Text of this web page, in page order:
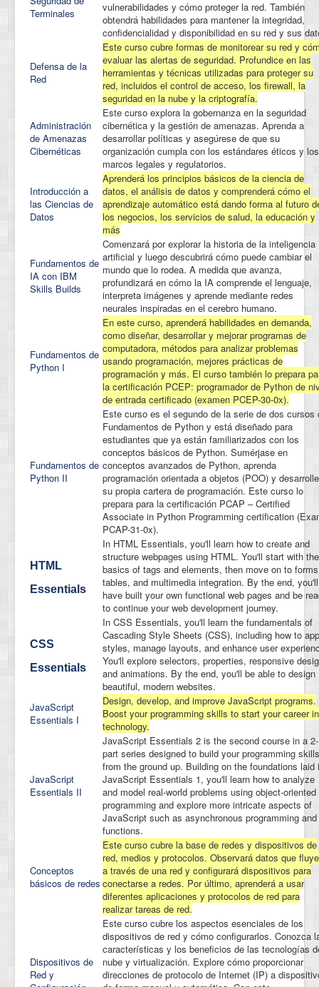
Terminales
vulnerabilidades y cómo proteger la red. También
obtendrá habilidades para mantener la integridad,
confidencialidad y disponibilidad en su red y sus
Defensa de la
Red
Este curso cubre formas de monitorear su red y
evaluar las alertas de seguridad. Profundice en las
herramientas y técnicas utilizadas para proteger su
red, incluidos el control de acceso, los firewall, la
seguridad en la nube y la criptografía.
Administración
de Amenazas
Cibernéticas
Este curso explora la gobernanza en la seguridad
cibernética y la gestión de amenazas. Aprenda a
desarrollar políticas y asegúrese de que su
organización cumpla con los estándares éticos y los
marcos legales y regulatorios.
Introducción a
las Ciencias de
Datos
Aprenderá los principios básicos de la ciencia de
datos, el análisis de datos y comprenderá cómo el
aprendizaje automático está dando forma al futuro
los negocios, los servicios de salud, la educación y
más
Fundamentos de
IA con IBM
Skills Builds
Comenzará por explorar la historia de la inteligencia
artificial y luego descubrirá cómo puede cambiar el
mundo que lo rodea. A medida que avanza,
profundizará en cómo la IA comprende el lenguaje,
interpreta imágenes y aprende mediante redes
neurales inspiradas en el cerebro humano.
Fundamentos de
Python I
En este curso, aprenderá habilidades en demanda,
como diseñar, desarrollar y mejorar programas de
computadora, métodos para analizar problemas
usando programación, mejores prácticas de
programación y más. El curso también lo prepara
la certificación PCEP: programador de Python de
de entrada certificado (examen PCEP-30-0x).
Fundamentos de
Python II
Este curso es el segundo de la serie de dos cursos
Fundamentos de Python y está diseñado para
estudiantes que ya están familiarizados con los
conceptos básicos de Python. Sumérjase en
conceptos avanzados de Python, aprenda
programación orientada a objetos (POO) y desarrolle
su propia cartera de programación. Este curso lo
prepara para la certificación PCAP – Certified
Associate in Python Programming certification
PCAP-31-0x).
HTML
Essentials
In HTML Essentials, you'll learn how to create and
structure webpages using HTML. You'll start with the
basics of tags and elements, then move on to
tables, and multimedia integration. By the end, you'll
have built your own functional web pages and be
to continue your web development journey.
CSS
Essentials
In CSS Essentials, you'll learn the fundamentals of
Cascading Style Sheets (CSS), including how to
styles, manage layouts, and enhance user
You'll explore selectors, properties, responsive
and animations. By the end, you'll be able to design
beautiful, modern websites.
JavaScript
Essentials I
Design, develop, and improve JavaScript programs.
Boost your programming skills to start your career in
technology.
JavaScript
Essentials II
JavaScript Essentials 2 is the second course in a 2-
part series designed to build your programming skills
from the ground up. Building on the foundations laid
JavaScript Essentials 1, you'll learn how to analyze
and model real-world problems using object-oriented
programming and explore more intricate aspects of
JavaScript such as asynchronous programming and
functions.
Conceptos
básicos de redes
Este curso cubre la base de redes y dispositivos de
red, medios y protocolos. Observará datos que
a través de una red y configurará dispositivos para
conectarse a redes. Por último, aprenderá a usar
diferentes aplicaciones y protocolos de red para
realizar tareas de red.
Dispositivos de
Red y
Este curso cubre los aspectos esenciales de los
dispositivos de red y cómo configurarlos. Conozca
características y los beneficios de las tecnologías
nube y virtualización. Explore cómo proporcionar
direcciones de protocolo de Internet (IP) a